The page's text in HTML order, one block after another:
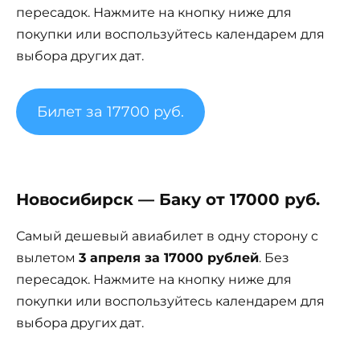
пересадок. Нажмите на кнопку ниже для
покупки или воспользуйтесь календарем для
выбора других дат.
Билет за 17700 руб.
Новосибирск — Баку от 17000 руб.
Самый дешевый авиабилет в одну сторону с
вылетом 3 апреля за 17000 рублей. Без
пересадок. Нажмите на кнопку ниже для
покупки или воспользуйтесь календарем для
выбора других дат.